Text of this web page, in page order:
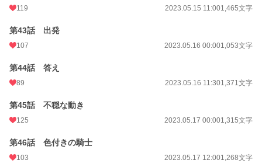
119 2023.05.15 11:001,465文字
第43話 出発
107 2023.05.16 00:001,053文字
第44話 答え
89 2023.05.16 11:301,371文字
第45話 不穏な動き
125 2023.05.17 00:001,315文字
第46話 色付きの騎士
103 2023.05.17 12:001,268文字